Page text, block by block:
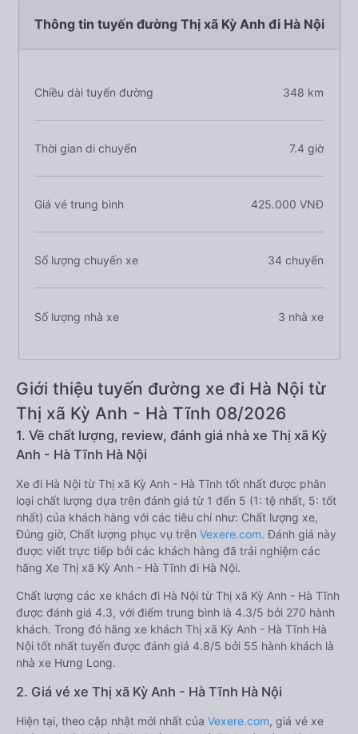
Thông tin tuyến đường Thị xã Kỳ Anh đi Hà Nội
Chiều dài tuyến đường 348 km
Thời gian di chuyển 7.4 giờ
Giá vé trung bình 425.000 VNĐ
Số lượng chuyến xe 34 chuyến
Số lượng nhà xe 3 nhà xe
Giới thiệu tuyến đường xe đi Hà Nội từ
Thị xã Kỳ Anh - Hà Tĩnh 08/2026
1. Về chất lượng, review, đánh giá nhà xe Thị xã Kỳ
Anh - Hà Tĩnh Hà Nội
Xe đi Hà Nội từ Thị xã Kỳ Anh - Hà Tĩnh tốt nhất được phân
loại chất lượng dựa trên đánh giá từ 1 đến 5 (1: tệ nhất, 5: tốt
nhất) của khách hàng với các tiêu chí như: Chất lượng xe,
Đúng giờ, Chất lượng phục vụ trên Vexere.com. Đánh giá này
được viết trực tiếp bởi các khách hàng đã trải nghiệm các
hãng Xe Thị xã Kỳ Anh - Hà Tĩnh đi Hà Nội.
Chất lượng các xe khách đi Hà Nội từ Thị xã Kỳ Anh - Hà Tĩnh
được đánh giá 4.3, với điểm trung bình là 4.3/5 bởi 270 hành
khách. Trong đó hãng xe khách Thị xã Kỳ Anh - Hà Tĩnh Hà
Nội tốt nhất tuyến được đánh giá 4.8/5 bởi 55 hành khách là
nhà xe Hưng Long.
2. Giá vé xe Thị xã Kỳ Anh - Hà Tĩnh Hà Nội
Hiện tại, theo cập nhật mới nhất của Vexere.com, giá vé xe